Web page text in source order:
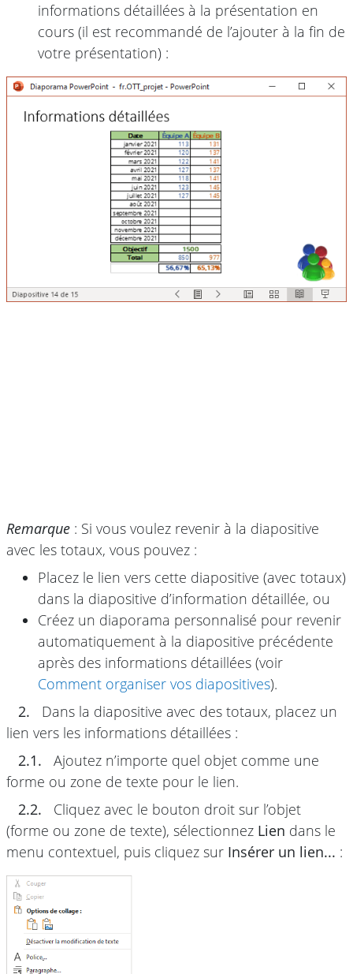
informations détaillées à la présentation en
cours (il est recommandé de l’ajouter à la fin de
votre présentation) :
Remarque : Si vous voulez revenir à la diapositive
avec les totaux, vous pouvez :
Placez le lien vers cette diapositive (avec totaux)
dans la diapositive d’information détaillée, ou
Créez un diaporama personnalisé pour revenir
automatiquement à la diapositive précédente
après des informations détaillées (voir
Comment organiser vos diapositives).
2.
Dans la diapositive avec des totaux, placez un
lien vers les informations détaillées :
2.1.
Ajoutez n’importe quel objet comme une
forme ou zone de texte pour le lien.
2.2.
Cliquez avec le bouton droit sur l’objet
(forme ou zone de texte), sélectionnez Lien dans le
menu contextuel, puis cliquez sur Insérer un lien... :